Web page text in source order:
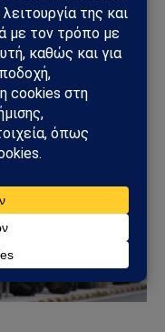
και ΑΔΕΔΥ
τα Χριστούγεννα